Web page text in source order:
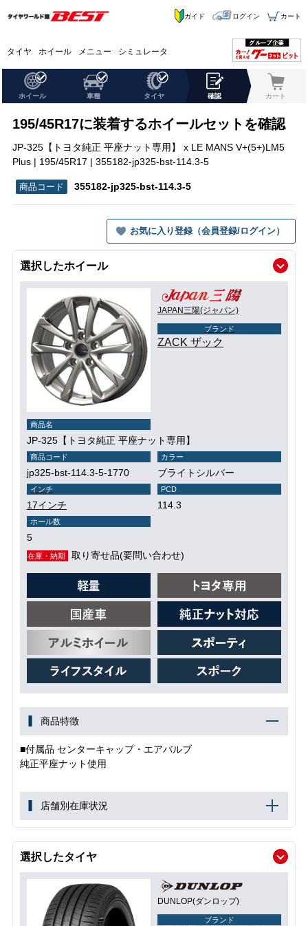
タイヤ ホイール メニュー シミュレータ
ガイド ログイン カート
ホイール 車種 タイヤ 確認 カート
195/45R17に装着するホイールセットを確認
JP-325【トヨタ純正 平座ナット専用】 x LE MANS V+(5+)LM5
Plus | 195/45R17 | 355182-jp325-bst-114.3-5
355182-jp325-bst-114.3-5
お気に入り登録（会員登録/ログイン）
選択したホイール
JAPAN三陽(ジャパン)
ブランド
ZACK ザック
商品名
JP-325【トヨタ純正 平座ナット専用】
商品コード
jp325-bst-114.3-5-1770
カラー
ブライトシルバー
インチ
17インチ
PCD
114.3
ホール数
5
在庫・納期 取り寄せ品(要問い合わせ)
商品特徴
■付属品 センターキャップ・エアバルブ
純正平座ナット使用
店舗別在庫状況
選択したタイヤ
DUNLOP(ダンロップ)
ブランド